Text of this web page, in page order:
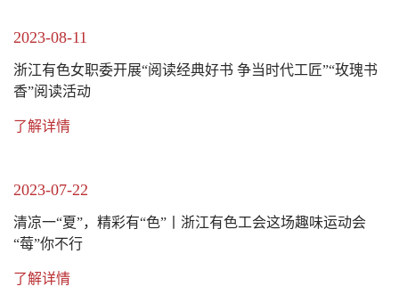
2023-08-11
浙江有色女职委开展“阅读经典好书 争当时代工匠”“玫瑰书
香”阅读活动
了解详情
2023-07-22
清凉一“夏”，精彩有“色”丨浙江有色工会这场趣味运动会
“莓”你不行
了解详情